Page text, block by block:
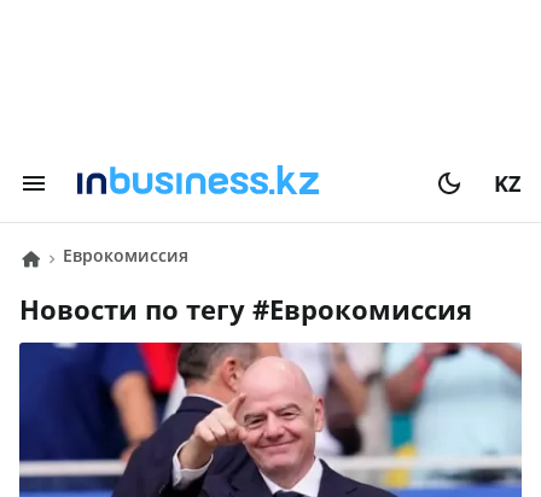
KZ
Еврокомиссия
Новости по тегу # Еврокомиссия